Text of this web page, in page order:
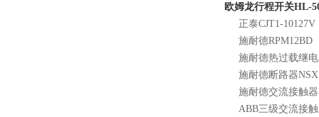
欧姆龙行程开关HL-
正泰CJT1-10127V
施耐德RPM12BD
施耐德热过载继
施耐德断路器
施耐德交流接触
ABB三级交流接